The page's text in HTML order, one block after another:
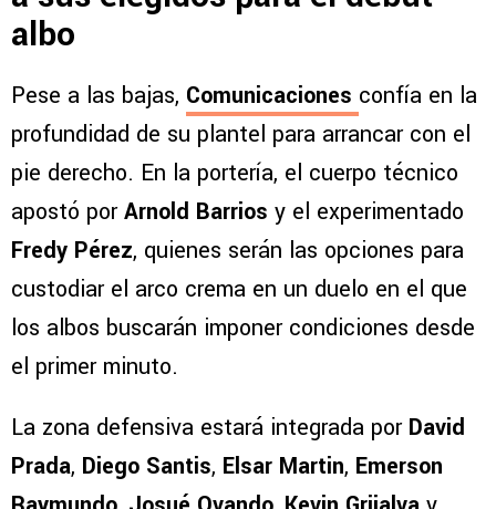
albo
Pese a las bajas, Comunicaciones confía en la
profundidad de su plantel para arrancar con el
pie derecho. En la portería, el cuerpo técnico
apostó porArnold Barrios y el experimentado
Fredy Pérez, quienes serán las opciones para
custodiar el arco crema en un duelo en el que
los albos buscarán imponer condiciones desde
el primer minuto.
La zona defensiva estará integrada por David
Prada, Diego Santis, Elsar Martin, Emerson